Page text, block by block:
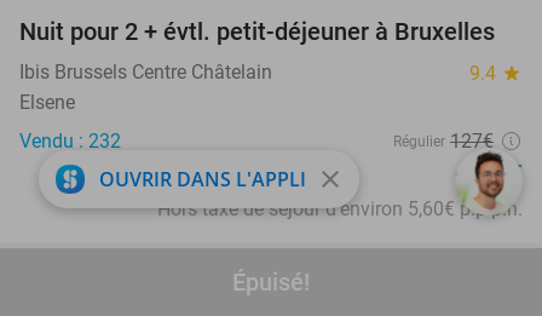
Épuisé!
29%
Nuit pour 2 + évtl. petit-déjeuner à Bruxelles
Ibis Brussels Centre Châtelain 9.4 star
Elsene
Vendu : 232
Régulier 127€
90€
Hors taxe de séjour d'environ 5,60€ p.p.p.n.
OUVRIR DANS L'APPLI close